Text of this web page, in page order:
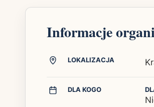
Informacje
LOKALIZACJA
DLA KOGO